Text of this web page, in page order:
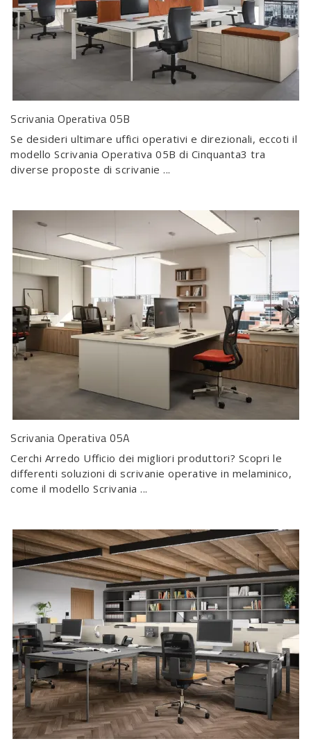
Scrivania Operativa 05B
Se desideri ultimare uffici operativi e direzionali, eccoti il
modello Scrivania Operativa 05B di Cinquanta3 tra
diverse proposte di scrivanie ...
Scrivania Operativa 05A
Cerchi Arredo Ufficio dei migliori produttori? Scopri le
differenti soluzioni di scrivanie operative in melaminico,
come il modello Scrivania ...